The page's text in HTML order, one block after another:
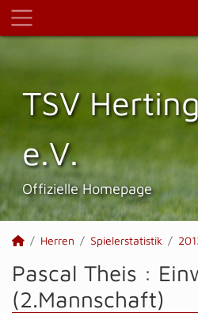
TSV
e.V.
Offizielle Homepage
Herren Spielerstatistik
Pascal Theis :
(2.Mannschaft)